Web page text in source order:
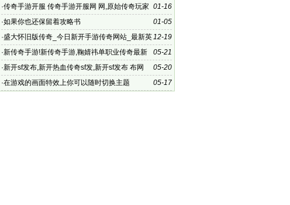
01-16
·传奇手游开服 传奇手游开服网 网,原始传奇玩家
在32级可开启血魔之体
01-05
·如果你也还保留着攻略书
12-19
·盛大怀旧版传奇_今日新开手游传奇网站_最新英
雄合击手游_.76经
05-21
·新传奇手游!新传奇手游,鞠婧祎单职业传奇最新
版
05-20
·新开sf发布,新开热血传奇sf发,新开sf发布 布网
05-17
·在游戏的画面特效上你可以随时切换主题